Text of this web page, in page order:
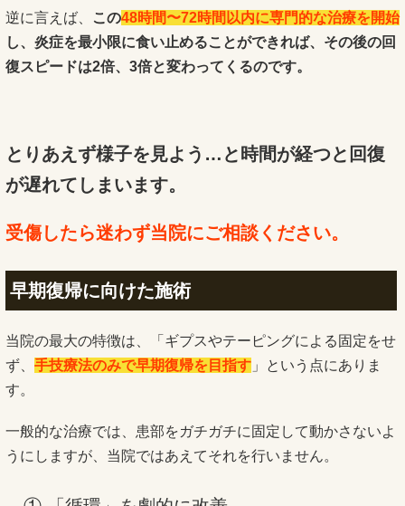
逆に言えば、 この48時間〜72時間以内に専門的な治療を開始
し、炎症を最小限に食い止めることができれば、その後の回
復スピードは2倍、3倍と変わってくるのです。
とりあえず様子を見よう…と時間が経つと回復
が遅れてしまいます。
受傷したら迷わず当院にご相談ください。
早期復帰に向けた施術
当院の最大の特徴は、「ギプスやテーピングによる固定をせ
ず、 手技療法のみで早期復帰を目指す 」という点にありま
す。
一般的な治療では、患部をガチガチに固定して動かさないよ
うにしますが、当院ではあえてそれを行いません。